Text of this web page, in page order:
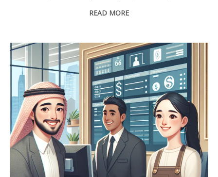
READ MORE